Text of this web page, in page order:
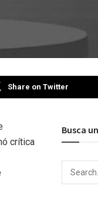
Share on Twitter
crítica
Busca